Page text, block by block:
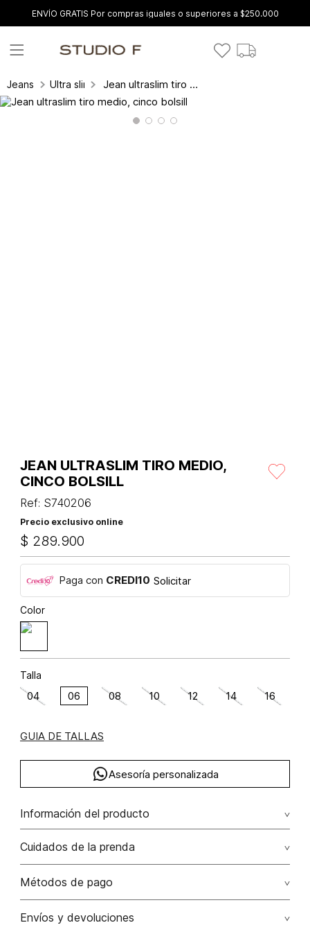
ENVÍO GRATIS Por compras iguales o superiores a $250.000
Jeans Ultra slim fit Jean ultraslim tiro medio, cinco bolsill
JEAN ULTRASLIM TIRO MEDIO,
CINCO BOLSILL
Ref: S740206
Precio exclusivo online
$ 289.900
Paga con CREDI10 Solicitar
Color
Talla
04 06 08 10 12 14 16
GUIA DE TALLAS
Asesoría personalizada
Información del producto
Algodón 98.9200000000 elastano 1.0800000000 98.92%
algodón/cotton1.08% elastano/elastane
Cuidados de la prenda
Lavar con colores similares. no secar en máquina. los
Métodos de pago
Tarjetas de crédito: Visa, Dinners, Master Card y American
Envíos y devoluciones